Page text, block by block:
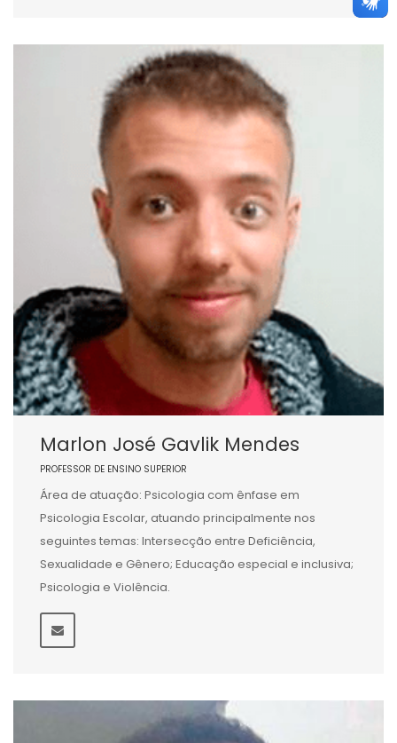
Marlon José Gavlik Mendes
PROFESSOR DE ENSINO SUPERIOR
Área de atuação: Psicologia com ênfase em
Psicologia Escolar, atuando principalmente nos
seguintes temas: Intersecção entre Deficiência,
Sexualidade e Gênero; Educação especial e inclusiva;
Psicologia e Violência.